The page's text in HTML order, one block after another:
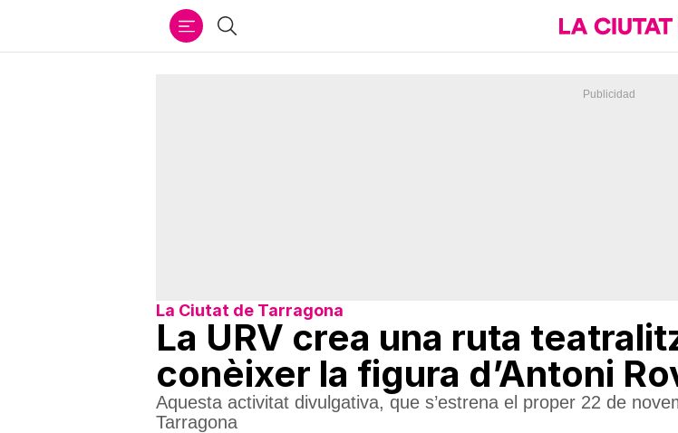
Cercar
La Ciutat de Tarragona
La URV crea una ruta
conèixer la figura d’Antoni
Aquesta activitat divulgativa, que s’estrena el proper 22 de
Tarragona